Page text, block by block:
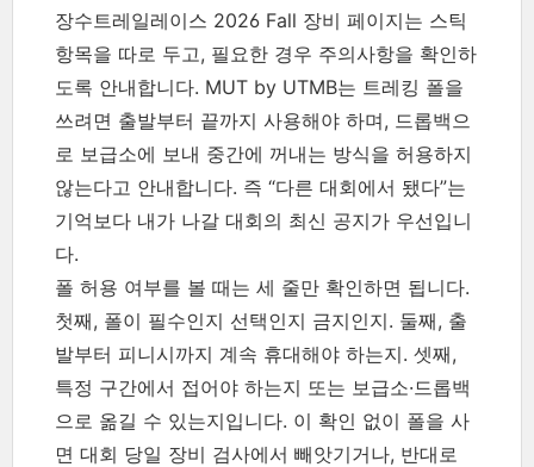
장수트레일레이스 2026 Fall 장비 페이지는 스틱
항목을 따로 두고, 필요한 경우 주의사항을 확인하
도록 안내합니다. MUT by UTMB는 트레킹 폴을
쓰려면 출발부터 끝까지 사용해야 하며, 드롭백으
로 보급소에 보내 중간에 꺼내는 방식을 허용하지
않는다고 안내합니다. 즉 “다른 대회에서 됐다”는
기억보다 내가 나갈 대회의 최신 공지가 우선입니
다.
폴 허용 여부를 볼 때는 세 줄만 확인하면 됩니다.
첫째, 폴이 필수인지 선택인지 금지인지. 둘째, 출
발부터 피니시까지 계속 휴대해야 하는지. 셋째,
특정 구간에서 접어야 하는지 또는 보급소·드롭백
으로 옮길 수 있는지입니다. 이 확인 없이 폴을 사
면 대회 당일 장비 검사에서 빼앗기거나, 반대로